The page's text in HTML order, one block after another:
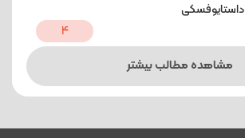
داستایوفسکی
4
مشاهده مطالب بیشتر